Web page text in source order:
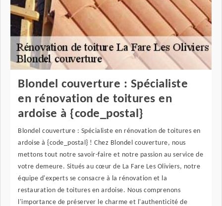
Blondel couverture : Spécialiste
en rénovation de toitures en
ardoise à {code_postal}
Blondel couverture : Spécialiste en rénovation de toitures en
ardoise à {code_postal} ! Chez Blondel couverture, nous
mettons tout notre savoir-faire et notre passion au service de
votre demeure. Situés au cœur de La Fare Les Oliviers, notre
équipe d'experts se consacre à la rénovation et la
restauration de toitures en ardoise. Nous comprenons
l'importance de préserver le charme et l'authenticité de